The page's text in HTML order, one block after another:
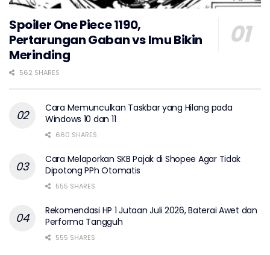
Spoiler One Piece 1190,
Pertarungan Gaban vs Imu Bikin
Merinding
562 SHARES
Cara Memunculkan Taskbar yang Hilang pada
Windows 10 dan 11
660 SHARES
Cara Melaporkan SKB Pajak di Shopee Agar Tidak
Dipotong PPh Otomatis
555 SHARES
Rekomendasi HP 1 Jutaan Juli 2026, Baterai Awet dan
Performa Tangguh
555 SHARES